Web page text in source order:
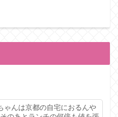
ゃんは京都の自宅におるんや